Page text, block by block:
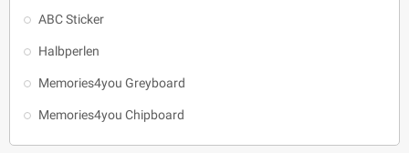
ABC Sticker
Halbperlen
Memories4you Greyboard
Memories4you Chipboard